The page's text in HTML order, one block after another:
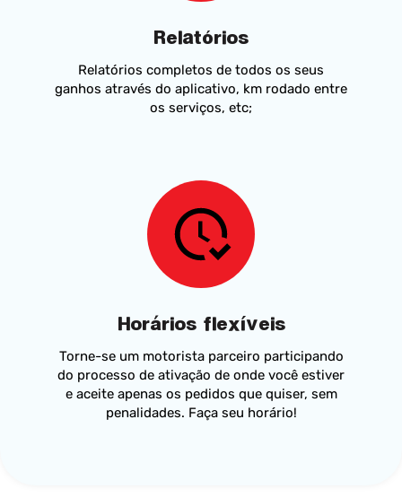
Relatórios
Relatórios completos de todos os seus
ganhos através do aplicativo, km rodado entre
os serviços, etc;
Horários flexíveis
Torne-se um motorista parceiro participando
do processo de ativação de onde você estiver
e aceite apenas os pedidos que quiser, sem
penalidades. Faça seu horário!